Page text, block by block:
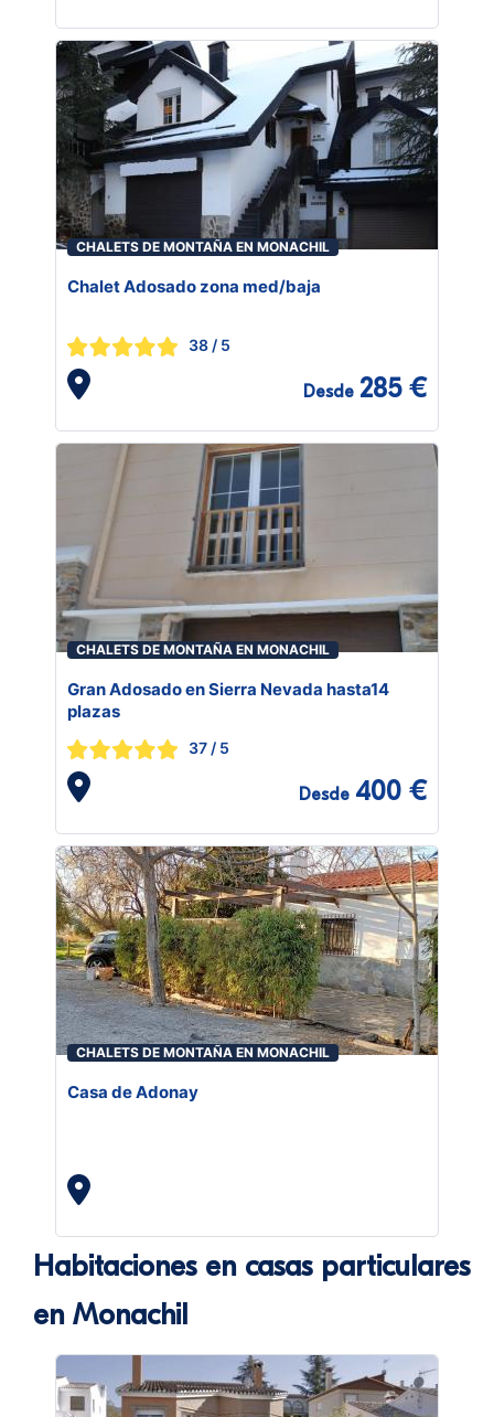
CHALETS DE MONTAÑA EN MONACHIL
Chalet Adosado zona med/baja
38 / 5
Desde 285 €
CHALETS DE MONTAÑA EN MONACHIL
Gran Adosado en Sierra Nevada hasta14
plazas
37 / 5
Desde 400 €
CHALETS DE MONTAÑA EN MONACHIL
Casa de Adonay
Habitaciones en casas particulares
en Monachil